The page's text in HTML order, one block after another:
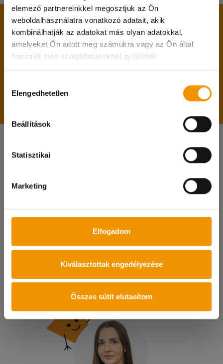
elemező partnereinkkel megosztjuk az Ön
weboldalhasználatra vonatkozó adatait, akik
kombinálhatják az adatokat más olyan adatokkal,
amelyeket Ön adott meg számukra vagy az Ön által
használt más szolgáltatásokból gyűjtöttek.
kiválasztása
Elengedhetetlen
Beállítások
Statisztikai
Marketing
Elfogadom
Kiválasztottak engedélyezése
Összes sütit elutasítom
Kedves Diákok!
A 08.08-i munkanapon irodánk zárva tart és
Megértéseteket köszönjük!
A belépéshez feltétlenül hozd magaddal:
személyi igazolványodat;
lakcímkártyádat;
diákigazolványodat;
TAJ kártyádat;
Ha kérdésed van, szívesen segítünk!
minket és egyeztetünk egy időpontot.
KAPCSOLAT